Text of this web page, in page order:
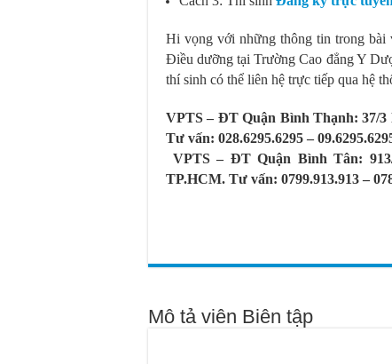
Hi vọng với những thông tin trong bài
Điều dưỡng tại Trường Cao đẳng Y
thí sinh có thể liên hệ trực tiếp qua hệ
VPTS – ĐT Quận Bình Thạnh: 37/
Tư vấn: 028.6295.6295 –
VPTS – ĐT Quận Bình Tân:
TP.HCM. Tư vấn: 0799.913.913 –
Mô tả viên Biên tập